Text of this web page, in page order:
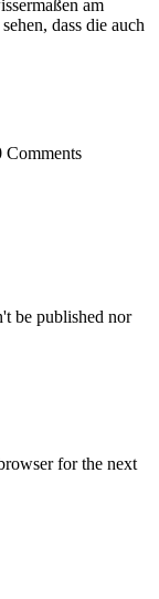
am
dass die auch
Comments
be published nor
for the next